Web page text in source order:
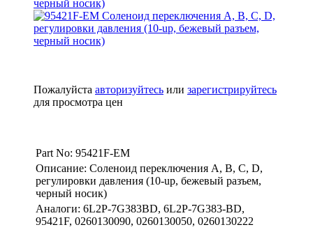
Пожалуйста авторизуйтесь или зарегистрируйтесь
для просмотра цен
Part No: 95421F-EM
Описание: Соленоид переключения A, B, C, D,
регулировки давления (10-up, бежевый разъем,
черный носик)
Аналоги: 6L2P-7G383BD, 6L2P-7G383-BD,
95421F, 0260130090, 0260130050, 0260130222